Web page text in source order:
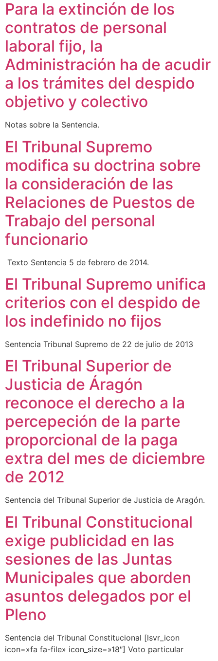
Para la extinción de los
contratos de personal
laboral fijo, la
Administración ha de acudir
a los trámites del despido
objetivo y colectivo
Notas sobre la Sentencia.
El Tribunal Supremo
modifica su doctrina sobre
la consideración de las
Relaciones de Puestos de
Trabajo del personal
funcionario
Texto Sentencia 5 de febrero de 2014.
El Tribunal Supremo unifica
criterios con el despido de
los indefinido no fijos
Sentencia Tribunal Supremo de 22 de julio de 2013
El Tribunal Superior de
Justicia de Áragón
reconoce el derecho a la
percepeción de la parte
proporcional de la paga
extra del mes de diciembre
de 2012
Sentencia del Tribunal Superior de Justicia de Aragón.
El Tribunal Constitucional
exige publicidad en las
sesiones de las Juntas
Municipales que aborden
asuntos delegados por el
Pleno
Sentencia del Tribunal Constitucional [lsvr_icon
icon=»fa fa-file» icon_size=»18″] Voto particular